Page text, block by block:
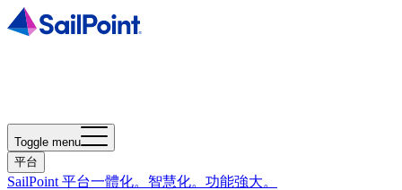
Toggle menu
平台
SailPoint 平台一體化。智慧化。功能強大。